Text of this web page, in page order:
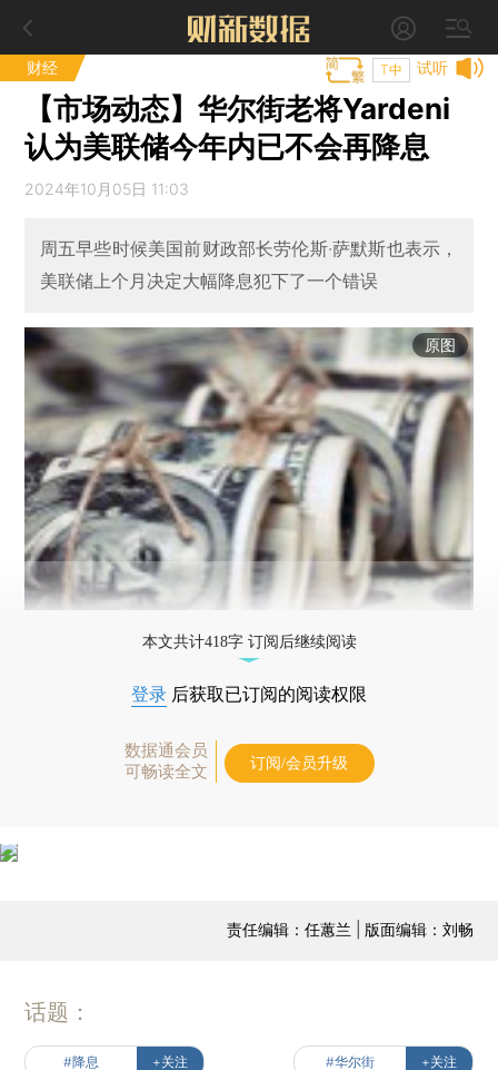
财经 试听
T中
【市场动态】华尔街老将Yardeni
认为美联储今年内已不会再降息
2024年10月05日 11:03
周五早些时候美国前财政部长劳伦斯·萨默斯也表示，
美联储上个月决定大幅降息犯下了一个错误
原图
本文共计418字 订阅后继续阅读
登录 后获取已订阅的阅读权限
数据通会员
可畅读全文
订阅/会员升级
责任编辑：任蕙兰 | 版面编辑：刘畅
话题：
#降息 +关注 #华尔街 +关注